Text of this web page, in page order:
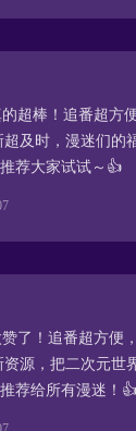
超棒！追番超方
及时，漫迷们的
荐大家试试～👍
赞了！追番超方便
源，把二次元世
荐给所有漫迷！👍